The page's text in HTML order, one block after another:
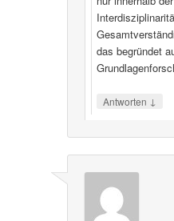
das begründet
Antworten ↓